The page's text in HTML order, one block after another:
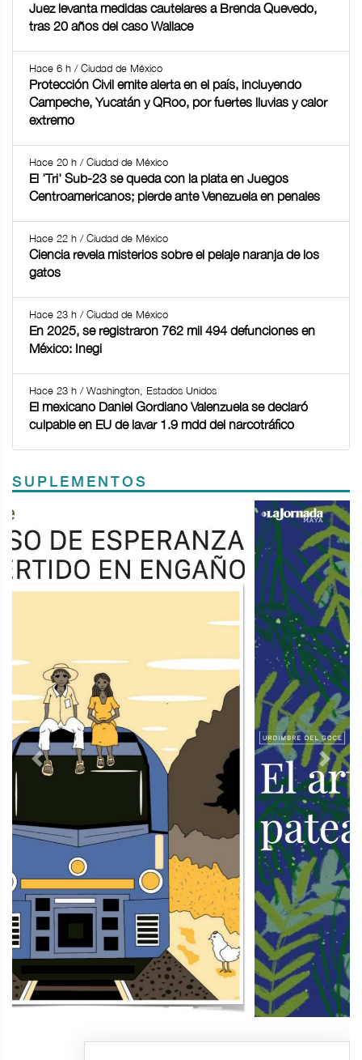
Juez levanta medidas cautelares a Brenda Quevedo,
tras 20 años del caso Wallace
Hace 6 h / Ciudad de México
Protección Civil emite alerta en el país, incluyendo
Campeche, Yucatán y QRoo, por fuertes lluvias y calor
extremo
Hace 20 h / Ciudad de México
El 'Tri' Sub-23 se queda con la plata en Juegos
Centroamericanos; pierde ante Venezuela en penales
Hace 22 h / Ciudad de México
Ciencia revela misterios sobre el pelaje naranja de los
gatos
Hace 23 h / Ciudad de México
En 2025, se registraron 762 mil 494 defunciones en
México: Inegi
Hace 23 h / Washington, Estados Unidos
El mexicano Daniel Gordiano Valenzuela se declaró
culpable en EU de lavar 1.9 mdd del narcotráfico
SUPLEMENTOS
Previous Next